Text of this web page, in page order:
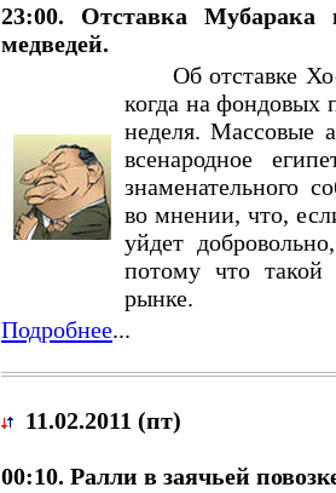
23:00. Отставка
медведей.
Об отставке
когда на фондовых
неделя. Массовые
всенародное
знаменательного
во мнении, что,
уйдет
потому что такой
рынке.
Подробнее...
11.02.2011 (пт)
00:10. Ралли в заячьей